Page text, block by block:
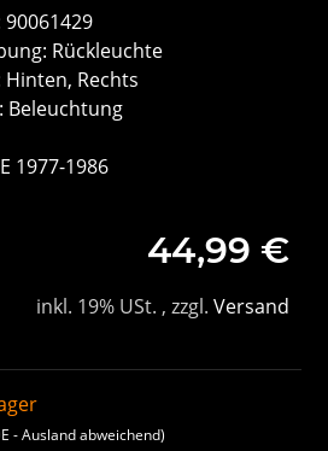
Rückleuchte
Rechts
Beleuchtung
1977-1986
44,99 €
inkl. 19% USt. , zzgl. Versand
- Ausland abweichend)